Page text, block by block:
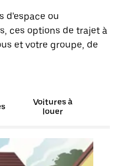
d'espace ou
ces options de trajet à
et votre groupe, de
Voitures à
louer